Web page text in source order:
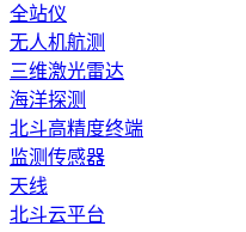
全站仪
无人机航测
三维激光雷达
海洋探测
北斗高精度终端
监测传感器
天线
北斗云平台